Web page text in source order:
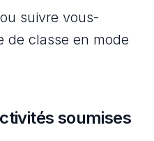
ou suivre vous-
de classe en mode
soumises